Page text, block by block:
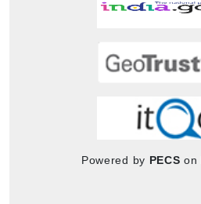
Powered by PECS on